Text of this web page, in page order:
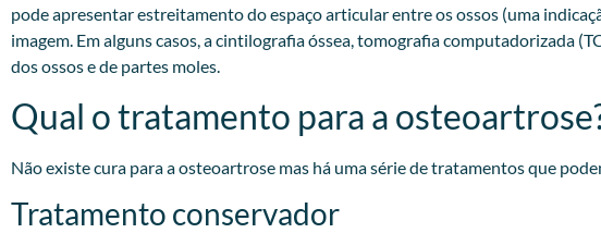
pode apresentar estreitamento do espaço articular entre os ossos (uma
imagem. Em alguns casos, a cintilografia óssea, tomografia computadorizada
dos ossos e de partes moles.
Qual o tratamento para a
Não existe cura para a osteoartrose mas há uma série de tratamentos que
Tratamento conservador